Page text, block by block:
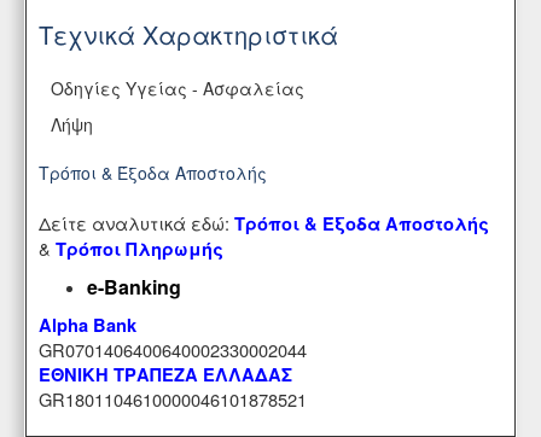
Τεχνικά Χαρακτηριστικά
Οδηγίες Υγείας - Ασφαλείας
Λήψη
Τρόποι & Έξοδα Αποστολής
Δείτε αναλυτικά εδώ: Τρόποι & Έξοδα Αποστολής
& Τρόποι Πληρωμής
e-Banking
Alpha Bank
GR0701406400640002330002044
ΕΘΝΙΚΗ ΤΡΑΠΕΖΑ ΕΛΛΑΔΑΣ
GR1801104610000046101878521